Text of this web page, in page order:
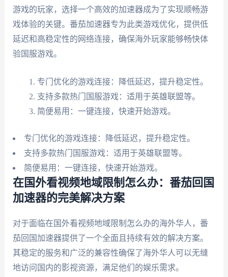
游戏的玩家，选择一个高效的加速器成为了实现顺畅游
戏体验的关键。番茄加速器专为此类游戏优化，提供低
延迟和高稳定性的网络连接，确保海外玩家能够畅快体
验国服游戏。
专门优化的游戏连接：降低延迟，提升稳定性。
支持多款热门国服游戏：适用于英雄联盟等。
简便易用：一键连接，快速开始游戏。
专门优化的游戏连接：降低延迟，提升稳定性。
支持多款热门国服游戏：适用于英雄联盟等。
简便易用：一键连接，快速开始游戏。
在国外看视频地域限制怎么办：番茄回国
加速器的完美解决方案
对于面临在国外看视频地域限制怎么办的海外华人，番
茄回国加速器提供了一个全面且持续有效的解决方案。
其稳定的服务和广泛的兼容性确保了海外华人可以无缝
地访问国内的影视资源，满足他们的娱乐需求。